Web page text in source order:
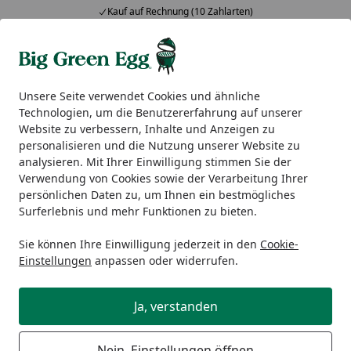
Unsere Seite verwendet Cookies und ähnliche
Technologien, um die Benutzererfahrung auf unserer
Website zu verbessern, Inhalte und Anzeigen zu
personalisieren und die Nutzung unserer Website zu
analysieren. Mit Ihrer Einwilligung stimmen Sie der
Verwendung von Cookies sowie der Verarbeitung Ihrer
persönlichen Daten zu, um Ihnen ein bestmögliches
Surferlebnis und mehr Funktionen zu bieten.
Sie können Ihre Einwilligung jederzeit in den Cookie-
Einstellungen anpassen oder widerrufen.
Ja, verstanden
Kauf auf Rechnung (10 Zahlarten)
Alle Produkte
Mein Konto
Suchen
Startseite
EGGs Big Green Egg Outdoor Kitchen XLarge
Big Green Egg Outdoor Kitchen
XLarge